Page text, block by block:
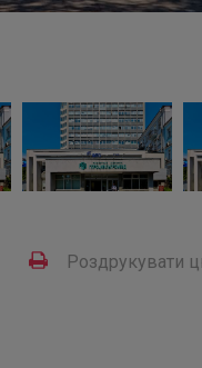
Роздрукувати